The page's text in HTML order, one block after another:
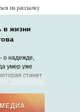
на рассылку
в жизни
о надежде,
умер уже
станет
МЕДИА